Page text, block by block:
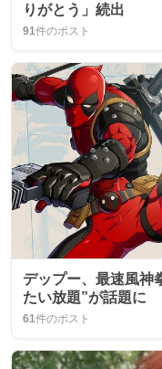
りがとう」続出
91件のポスト
デップー、最速風
たい放題”が話題に
61件のポスト